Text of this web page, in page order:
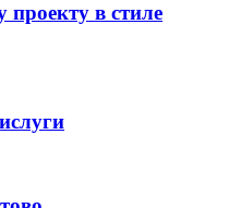
в стиле